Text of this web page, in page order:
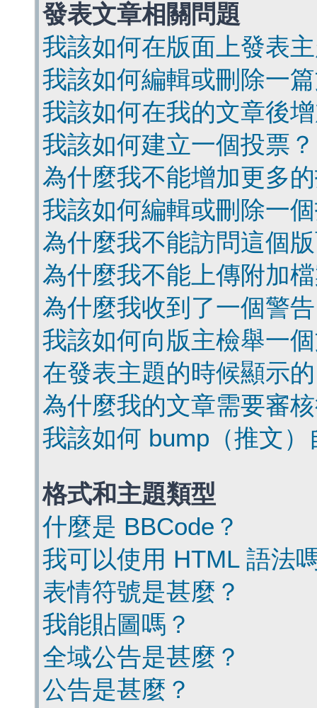
發表文章相關問題
我該如何在版面上發表
我該如何編輯或刪除一
我該如何在我的文章後
我該如何建立一個投票？
為什麼我不能增加更多
我該如何編輯或刪除一
為什麼我不能訪問這個
為什麼我不能上傳附加
為什麼我收到了一個警
我該如何向版主檢舉一
在發表主題的時候顯示
為什麼我的文章需要審
我該如何 bump（推文
格式和主題類型
什麼是 BBCode？
我可以使用 HTML 語法
表情符號是甚麼？
我能貼圖嗎？
全域公告是甚麼？
公告是甚麼？